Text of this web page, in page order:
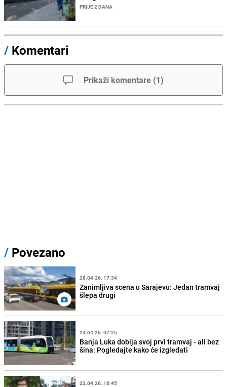
PRIJE 2 DANA
/ Komentari
Prikaži komentare (1)
/ Povezano
28.04.26. 17:34
Zanimljiva scena u Sarajevu: Jedan tramvaj
šlepa drugi
24.04.26. 07:25
Banja Luka dobija svoj prvi tramvaj - ali bez
šina: Pogledajte kako će izgledati
22.04.26. 18:45